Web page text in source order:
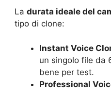
La durata ideale del
tipo di clone:
Instant Voice
un singolo file da
bene per test.
Professional